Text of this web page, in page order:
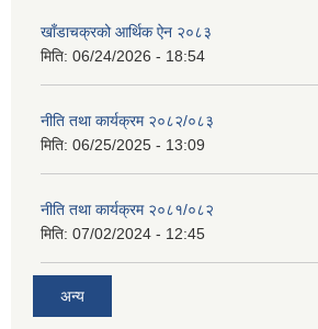
खाँडाचक्रको आर्थिक ऐन २०८३
मिति: 06/24/2026 - 18:54
नीति तथा कार्यक्रम २०८२/०८३
मिति: 06/25/2025 - 13:09
नीति तथा कार्यक्रम २०८१/०८२
मिति: 07/02/2024 - 12:45
अन्य